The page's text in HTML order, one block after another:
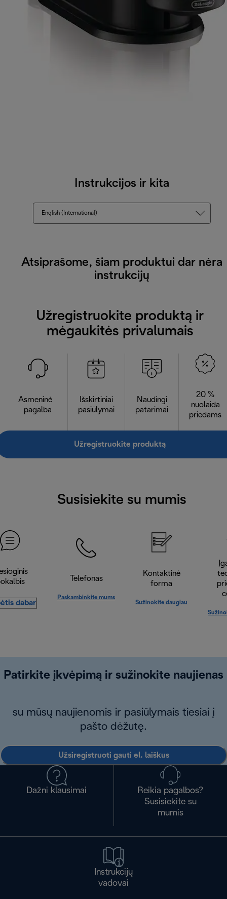
Instrukcijos ir kita
English (International)
Atsiprašome, šiam produktui dar nėra
instrukcijų
Užregistruokite produktą ir
mėgaukitės privalumais
Asmeninė
pagalba
Išskirtiniai
pasiūlymai
Naudingi
patarimai
20 %
nuolaida
priedams
Užregistruokite produktą
Susisiekite su mumis
dabar
Telefonas
Paskambinkite mums
Kontaktinė
forma
Sužinokite daugiau
Patirkite įkvėpimą ir sužinokite naujienas
su mūsų naujienomis ir pasiūlymais tiesiai į
pašto dėžutę.
Užsiregistruoti gauti el. laiškus
Dažni klausimai
Reikia pagalbos?
Susisiekite su
mumis
Instrukcijų
vadovai